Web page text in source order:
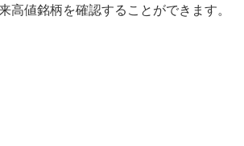
高値銘柄を確認することができます。